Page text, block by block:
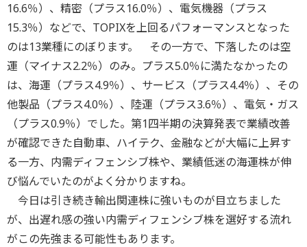
16.6％）、精密（プラス16.0％）、電気機器（プラス
15.3％）などで、TOPIXを上回るパフォーマンスとなった
のは13業種にのぼります。 その一方で、下落したのは空
運（マイナス2.2％）のみ。プラス5.0％に満たなかったの
は、海運（プラス4.9％）、サービス（プラス4.4％）、その
他製品（プラス4.0％）、陸運（プラス3.6％）、電気・ガス
（プラス0.9％）でした。第1四半期の決算発表で業績改善
が確認できた自動車、ハイテク、金融などが大幅に上昇す
る一方、内需ディフェンシブ株や、業績低迷の海運株が伸
び悩んでいたのがよく分かりますね。
今日は引き続き輸出関連株に強いものが目立ちました
が、出遅れ感の強い内需ディフェンシブ株を選好する流れ
がこの先強まる可能性もあります。